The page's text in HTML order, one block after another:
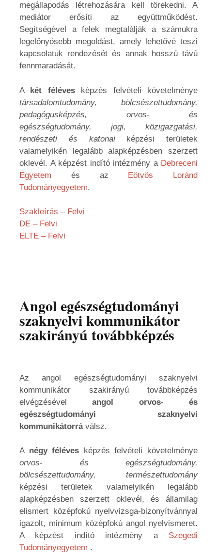
megállapodás létrehozására kell törekedni. A
mediátor erősíti az együttműködést.
Segítségével a felek megtalálják a számukra
legelőnyösebb megoldást, amely lehetővé teszi
kapcsolatuk rendezését és annak hosszú távú
fennmaradását.
A két félévesképzés felvételi követelménye
társadalomtudomány, bölcsészettudomány,
pedagógusképzés, orvos- és
egészségtudomány, jogi, közigazgatási,
rendészeti és katonai képzési területek
valamelyikén legalább alapképzésben szerzett
oklevél. A képzést indító intézmény a Debreceni
Egyetem és az Eötvös Loránd
Tudományegyetem.
Szakleírás – Felvi
DE – Felvi
ELTE – Felvi
Angol egészségtudományi
szaknyelvi kommunikátor
szakirányú továbbképzés
Az angol egészségtudományi szaknyelvi
kommunikátor szakirányú továbbképzés
elvégzésévelangol orvos- és
egészségtudományi szaknyelvi
kommunikátorráválsz.
A négy féléves képzés felvételi követelménye
orvos- és egészségtudomány,
bölcsészettudomány, természettudomány
képzési területek valamelyikén legalább
alapképzésben szerzett oklevél, és államilag
elismert középfokú nyelvvizsga-bizonyítvánnyal
igazolt, minimum középfokú angol nyelvismeret.
A képzést indító intézmény a Szegedi
Tudományegyetem .